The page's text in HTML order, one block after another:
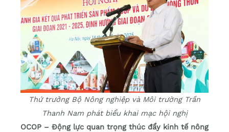
Thứ trưởng Bộ Nông nghiệp và Môi trường Trần
Thanh Nam phát biểu khai mạc hội nghị
OCOP – Động lực quan trọng thúc đẩy kinh tế nông